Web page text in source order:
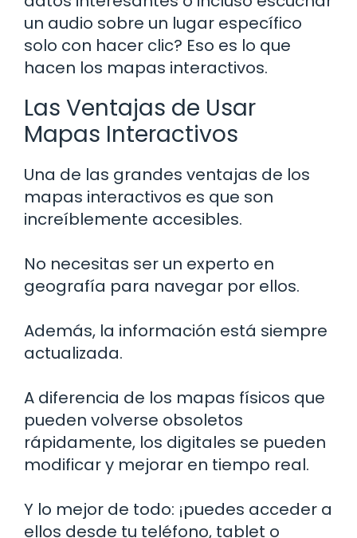
un audio sobre un lugar específico
solo con hacer clic? Eso es lo que
hacen los mapas interactivos.
Las Ventajas de Usar
Mapas Interactivos
Una de las grandes ventajas de los
mapas interactivos es que son
increíblemente accesibles.
No necesitas ser un experto en
geografía para navegar por ellos.
Además, la información está siempre
actualizada.
A diferencia de los mapas físicos que
pueden volverse obsoletos
rápidamente, los digitales se pueden
modificar y mejorar en tiempo real.
Y lo mejor de todo: ¡puedes acceder a
ellos desde tu teléfono, tablet o